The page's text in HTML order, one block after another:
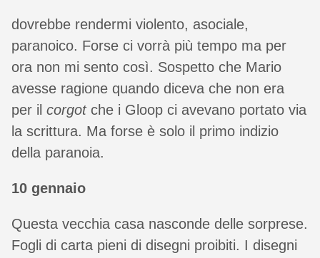
dovrebbe rendermi violento, asociale,
paranoico. Forse ci vorrà più tempo ma per
ora non mi sento così. Sospetto che Mario
avesse ragione quando diceva che non era
per il corgotche i Gloop ci avevano portato via
la scrittura. Ma forse è solo il primo indizio
della paranoia.
10 gennaio
Questa vecchia casa nasconde delle sorprese.
Fogli di carta pieni di disegni proibiti. I disegni